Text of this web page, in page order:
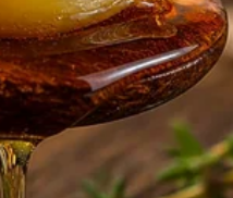
ili posao. Iako ovaj znak
ka nečemu novom.
odluke